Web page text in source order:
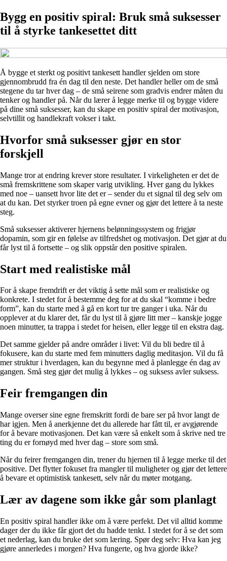
Bygg en positiv spiral: Bruk små suksesser
til å styrke tankesettet ditt
Å bygge et sterkt og positivt tankesett handler sjelden om store
gjennombrudd fra én dag til den neste. Det handler heller om de små
stegene du tar hver dag – de små seirene som gradvis endrer måten du
tenker og handler på. Når du lærer å legge merke til og bygge videre
på dine små suksesser, kan du skape en positiv spiral der motivasjon,
selvtillit og handlekraft vokser i takt.
Hvorfor små suksesser gjør en stor
forskjell
Mange tror at endring krever store resultater. I virkeligheten er det de
små fremskrittene som skaper varig utvikling. Hver gang du lykkes
med noe – uansett hvor lite det er – sender du et signal til deg selv om
at du kan. Det styrker troen på egne evner og gjør det lettere å ta neste
steg.
Små suksesser aktiverer hjernens belønningssystem og frigjør
dopamin, som gir en følelse av tilfredshet og motivasjon. Det gjør at du
får lyst til å fortsette – og slik oppstår den positive spiralen.
Start med realistiske mål
For å skape fremdrift er det viktig å sette mål som er realistiske og
konkrete. I stedet for å bestemme deg for at du skal “komme i bedre
form”, kan du starte med å gå en kort tur tre ganger i uka. Når du
opplever at du klarer det, får du lyst til å gjøre litt mer – kanskje jogge
noen minutter, ta trappa i stedet for heisen, eller legge til en ekstra dag.
Det samme gjelder på andre områder i livet: Vil du bli bedre til å
fokusere, kan du starte med fem minutters daglig meditasjon. Vil du få
mer struktur i hverdagen, kan du begynne med å planlegge én dag av
gangen. Små steg gjør det mulig å lykkes – og suksess avler suksess.
Feir fremgangen din
Mange overser sine egne fremskritt fordi de bare ser på hvor langt de
har igjen. Men å anerkjenne det du allerede har fått til, er avgjørende
for å bevare motivasjonen. Det kan være så enkelt som å skrive ned tre
ting du er fornøyd med hver dag – store som små.
Når du feirer fremgangen din, trener du hjernen til å legge merke til det
positive. Det flytter fokuset fra mangler til muligheter og gjør det lettere
å bevare et optimistisk tankesett, selv når du møter motgang.
Lær av dagene som ikke går som planlagt
En positiv spiral handler ikke om å være perfekt. Det vil alltid komme
dager der du ikke får gjort det du hadde tenkt. I stedet for å se det som
et nederlag, kan du bruke det som læring. Spør deg selv: Hva kan jeg
gjøre annerledes i morgen? Hva fungerte, og hva gjorde ikke?